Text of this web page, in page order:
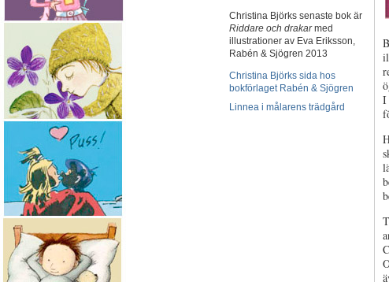
Christina Björks senaste bok är
Riddare och drakarmed
illustrationer av Eva Eriksson,
Rabén & Sjögren 2013
Christina Björks sida hos
bokförlaget Rabén & Sjögren
Linnea i målarens trädgård
I